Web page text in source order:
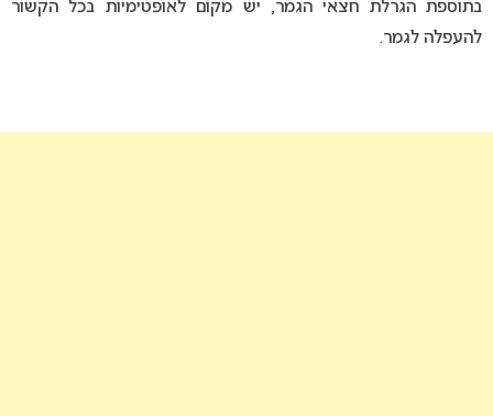
בתוספת הגרלת חצאי הגמר, יש מקום לאופטימיות בכל הקשור
להעפלה לגמר.